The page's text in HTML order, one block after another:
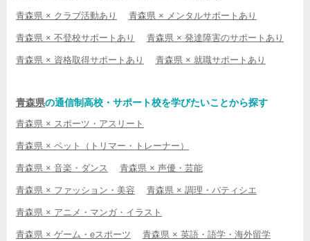
青森県 × クラブ活動あり 青森県 × メンタルサポートあり
青森県 × 不登校サポートあり 青森県 × 発達障害のサポートあり
青森県 × 資格取得サポートあり 青森県 × 就職サポートあり
青森県の通信制高校・サポート校を学びたいことから探す
青森県 × スポーツ・アスリート
青森県 × ペット（トリマー・トレーナー）
青森県 × 音楽・ダンス 青森県 × 声優・芸能
青森県 × ファッション・美容 青森県 × 調理・パティシエ
青森県 × アニメ・マンガ・イラスト
青森県 × ゲーム・eスポーツ 青森県 × 英語・語学・海外留学